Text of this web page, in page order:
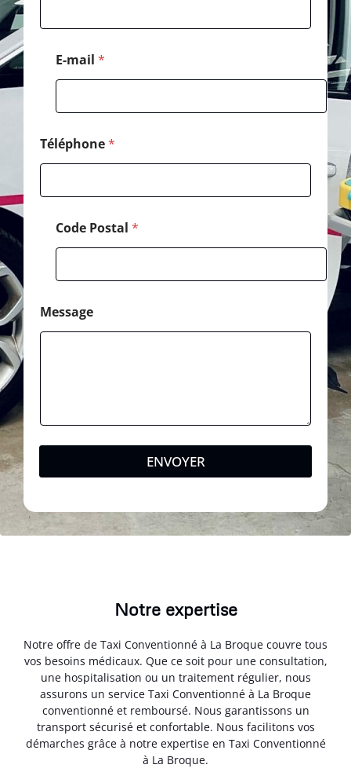
E-mail *
l
é
p
h
o
n
Téléphone*
Code Postal *
Message
ENVOYER
Notre expertise
Notre offre de Taxi Conventionné à La Broque couvre tous
vos besoins médicaux. Que ce soit pour une consultation,
une hospitalisation ou un traitement régulier, nous
assurons un service Taxi Conventionné à La Broque
conventionné et remboursé. Nous garantissons un
transport sécurisé et confortable. Nous facilitons vos
démarches grâce à notre expertise en Taxi Conventionné
à La Broque.